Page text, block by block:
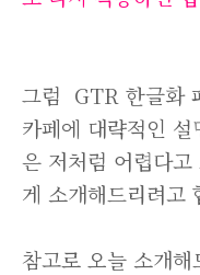
그럼 GTR 한글화
카페에 대략적인
은 저처럼 어렵다
게 소개해드리려고
참고로 오늘 소개